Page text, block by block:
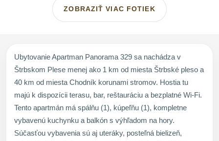
ZOBRAZIŤ VIAC FOTIEK
Ubytovanie Apartman Panorama 329 sa nachádza v
Štrbskom Plese menej ako 1 km od miesta Štrbské pleso a
40 km od miesta Chodník korunami stromov. Hostia tu
majú k dispozícii terasu, bar, reštauráciu a bezplatné Wi-Fi.
Tento apartmán má spálňu (1), kúpeľňu (1), kompletne
vybavenú kuchynku a balkón s výhľadom na hory.
Súčasťou vybavenia sú aj uteráky, posteľná bielizeň,